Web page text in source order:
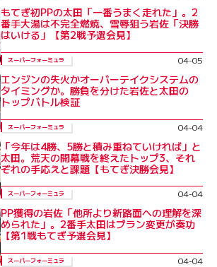
もてぎ初PPの太田「一番うまく走れた」。2
番手大湯は不完全燃焼、雪辱狙う岩佐「決勝
はいける」【第2戦予選会見】
スーパーフォーミュラ 04-05
エンジンの失火かオーバーテイクシステムの
タイミングか。勝負を分けた岩佐と太田の
トップバトル検証
スーパーフォーミュラ 04-04
「今年は4勝、5勝と積み重ねていければ」と
太田。荒天の開幕戦を終えたトップ3、それ
ぞれの手応えと課題【もてぎ決勝会見】
スーパーフォーミュラ 04-04
PP獲得の岩佐「他所より新路面への理解を深
められた」。2番手太田はプラン変更が奏功
【第1戦もてぎ予選会見】
スーパーフォーミュラ 04-04